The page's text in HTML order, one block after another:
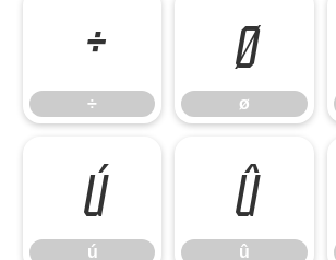
÷
÷
ø
ø
ú
ú
û
û